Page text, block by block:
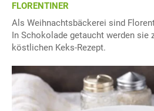
FLORENTINER
Als Weihnachtsbäckerei sind
In Schokolade getaucht werden sie
köstlichen Keks-Rezept.